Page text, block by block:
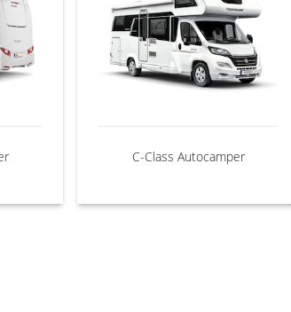
C-Class Autocamper